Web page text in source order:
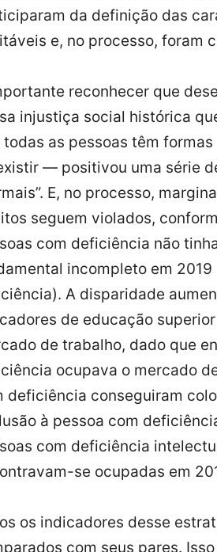
da definição das
e, no processo, foram
reconhecer que
injustiça social histórica
todas as pessoas têm
— positivou uma série
E, no processo,
seguem violados,
com deficiência não
incompleto em
A disparidade
de educação
de trabalho, dado que
ocupava o mercado
deficiência conseguiram
à pessoa com
com deficiência
se ocupadas em
os indicadores desse
com seus pares.